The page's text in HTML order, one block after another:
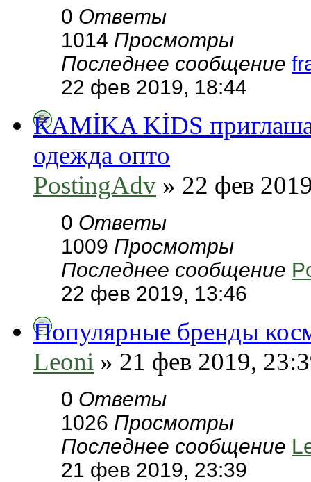
0 Ответы
1014 Просмотры
Последнее сообщение
22 фев 2019, 18:44
КAMİKA KİDS
одежда опто
PostingAdv » 22 фев
0 Ответы
1009 Просмотры
Последнее сообщение
22 фев 2019, 13:46
Популярные бренды
Leoni » 21 фев 2019,
0 Ответы
1026 Просмотры
Последнее сообщение
21 фев 2019, 23:39